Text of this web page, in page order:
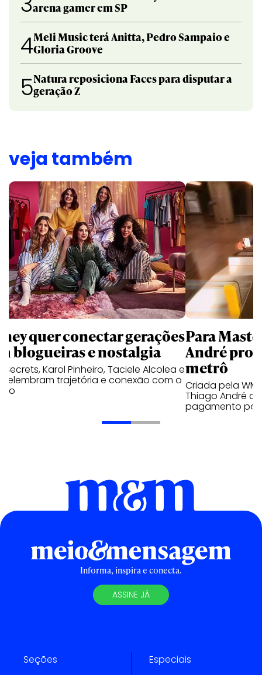
arena gamer em SP
4Meli Music terá Anitta, Pedro Sampaio e
Gloria Groove
5Natura reposiciona Faces para disputar a
geração Z
veja também
quer conectar gerações
blogueiras e nostalgia
Secrets, Karol Pinheiro, Taciele Alcolea e
relembram trajetória e conexão com o
Para
André
metrô
Criada pela
Thiago André
pagamento por
Informa, inspira e conecta.
ASSINE JÁ
Seções Especiais